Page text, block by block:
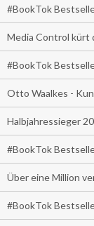
#BookTok
Media Control kürt
#BookTok
Otto Waalkes -
Halbjahressieger
#BookTok
Über eine Million
#BookTok